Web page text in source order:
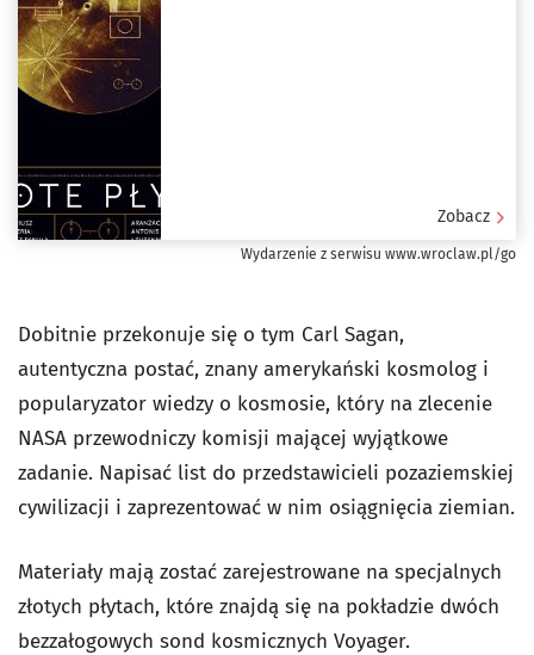
Zobacz
Wydarzenie z serwisu www.wroclaw.pl/go
Dobitnie przekonuje się o tym Carl Sagan,
autentyczna postać, znany amerykański kosmolog i
popularyzator wiedzy o kosmosie, który na zlecenie
NASA przewodniczy komisji mającej wyjątkowe
zadanie. Napisać list do przedstawicieli pozaziemskiej
cywilizacji i zaprezentować w nim osiągnięcia ziemian.
Materiały mają zostać zarejestrowane na specjalnych
złotych płytach, które znajdą się na pokładzie dwóch
bezzałogowych sond kosmicznych Voyager.